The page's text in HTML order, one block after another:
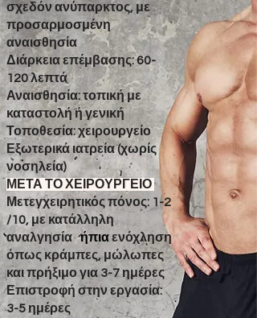
σχεδόν ανύπαρκτος, με
προσαρμοσμένη
αναισθησία
Διάρκεια επέμβασης: 60-
120 λεπτά
Αναισθησία: τοπική με
καταστολή ή γενική
Τοποθεσία: χειρουργείο
Εξωτερικά ιατρεία (χωρίς
νοσηλεία)
ΜΕΤΑ ΤΟ ΧΕΙΡΟΥΡΓΕΙΟ
Μετεγχειρητικός πόνος: 1-2
/10, με κατάλληλη
αναλγησία,ήπιαενόχληση
όπως κράμπες, μώλωπες
και πρήξιμο για 3-7 ημέρες
Επιστροφή στην εργασία:
3-5 ημέρες